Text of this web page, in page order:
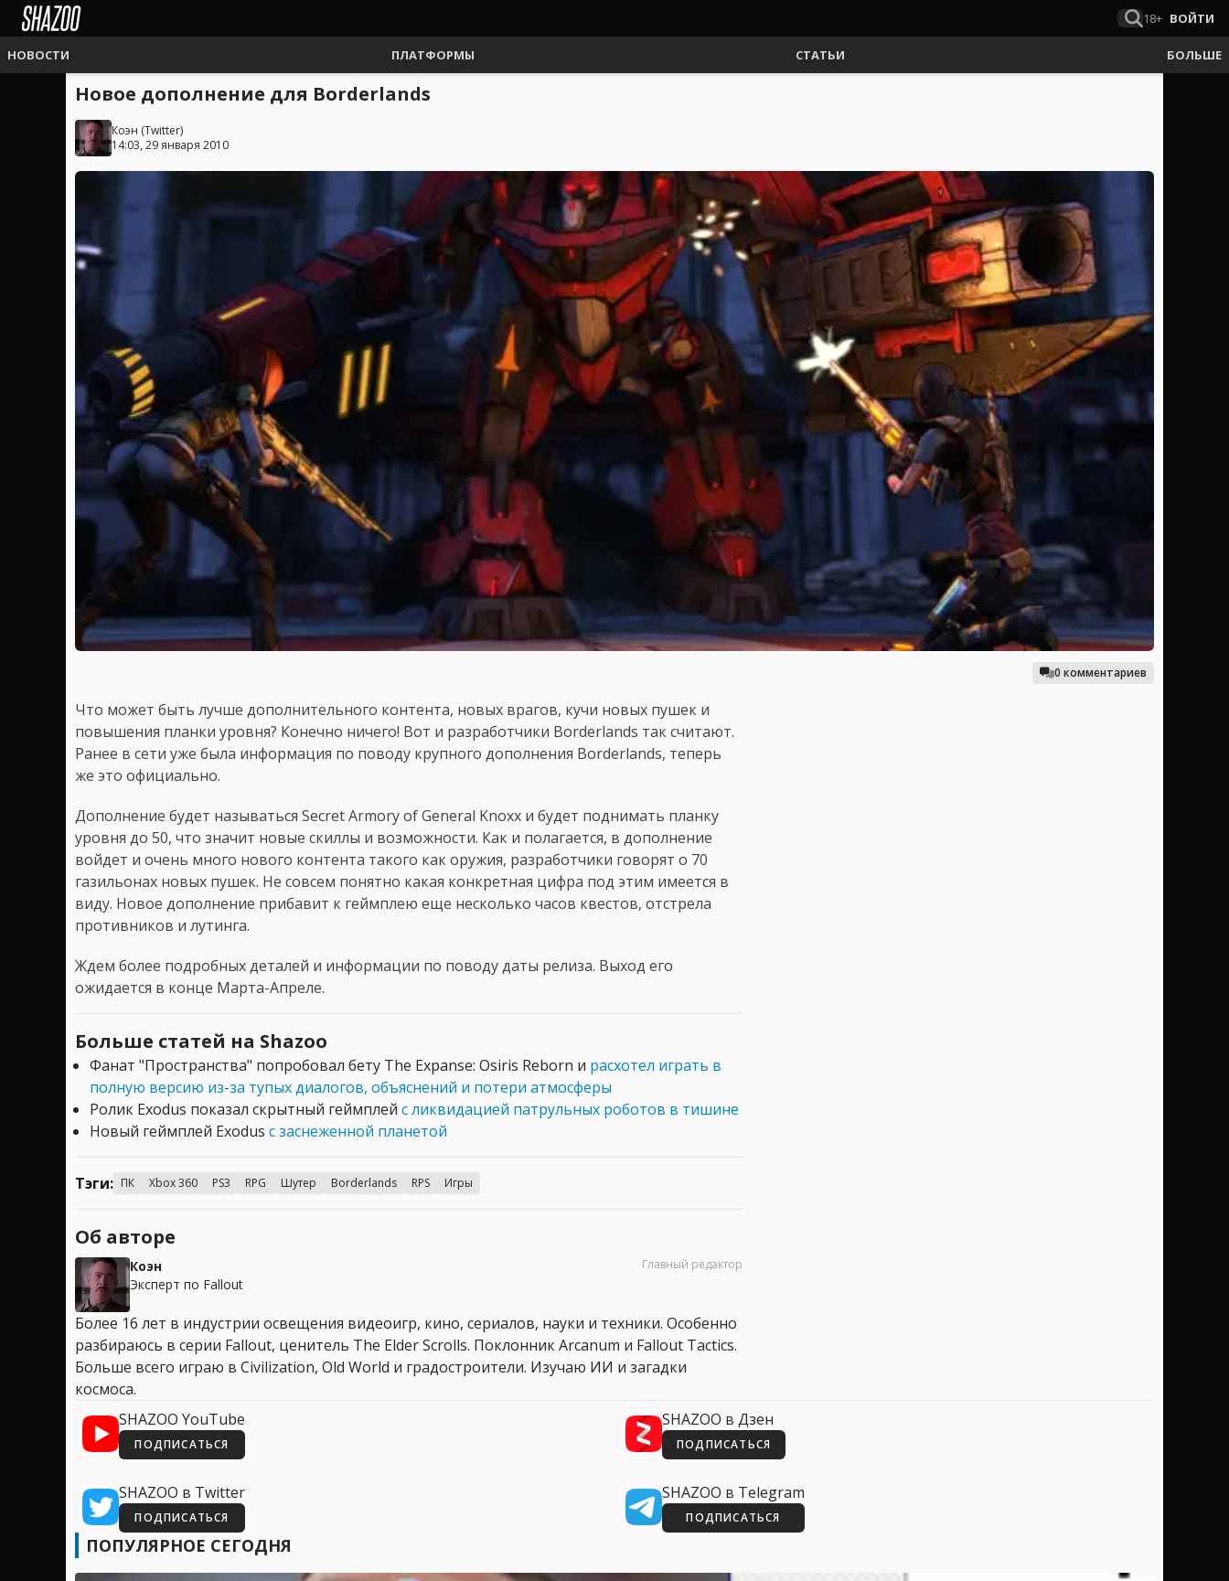
18+ ВОЙТИ
НОВОСТИ ПЛАТФОРМЫ СТАТЬИ БОЛЬШЕ
Новое дополнение для Borderlands
Коэн (Twitter)
14:03, 29 января 2010
0 комментариев
Что может быть лучше дополнительного контента, новых врагов, кучи новых пушек и
повышения планки уровня? Конечно ничего! Вот и разработчики Borderlands так считают.
Ранее в сети уже была информация по поводу крупного дополнения Borderlands, теперь
же это официально.
Дополнение будет называться Secret Armory of General Knoxx и будет поднимать планку
уровня до 50, что значит новые скиллы и возможности. Как и полагается, в дополнение
войдет и очень много нового контента такого как оружия, разработчики говорят о 70
газильонах новых пушек. Не совсем понятно какая конкретная цифра под этим имеется в
виду. Новое дополнение прибавит к геймплею еще несколько часов квестов, отстрела
противников и лутинга.
Ждем более подробных деталей и информации по поводу даты релиза. Выход его
ожидается в конце Марта-Апреле.
Больше статей на Shazoo
Фанат "Пространства" попробовал бету The Expanse: Osiris Reborn и расхотел играть в
полную версию из-за тупых диалогов, объяснений и потери атмосферы
Ролик Exodus показал скрытный геймплей с ликвидацией патрульных роботов в тишине
Новый геймплей Exodus с заснеженной планетой
Тэги: ПК Xbox 360 PS3 RPG Шутер Borderlands RPS Игры
Об авторе
Коэн
Эксперт по Fallout
Главный редактор
Более 16 лет в индустрии освещения видеоигр, кино, сериалов, науки и техники. Особенно
разбираюсь в серии Fallout, ценитель The Elder Scrolls. Поклонник Arcanum и Fallout Tactics.
Больше всего играю в Civilization, Old World и градостроители. Изучаю ИИ и загадки
космоса.
SHAZOO YouTube
ПОДПИСАТЬСЯ
SHAZOO в Дзен
ПОДПИСАТЬСЯ
SHAZOO в Twitter
ПОДПИСАТЬСЯ
SHAZOO в Telegram
ПОДПИСАТЬСЯ
ПОПУЛЯРНОЕ СЕГОДНЯ